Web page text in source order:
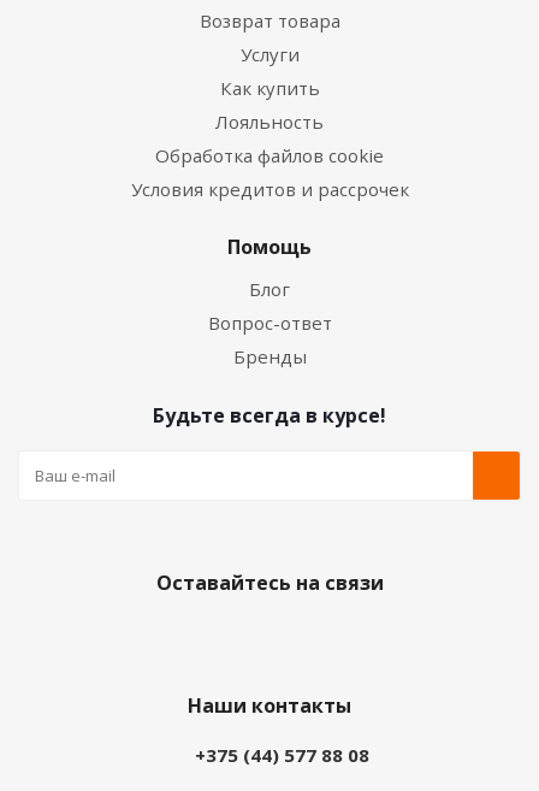
Возврат товара
Услуги
Как купить
Лояльность
Обработка файлов cookie
Условия кредитов и рассрочек
Помощь
Блог
Вопрос-ответ
Бренды
Будьте всегда в курсе!
Оставайтесь на связи
Наши контакты
+375 (44) 577 88 08